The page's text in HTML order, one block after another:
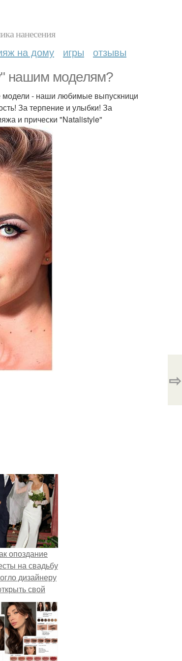
нанесения
на дому игры отзывы
нашим моделям?
модели - наши любимые выпускници
За терпение и улыбки! За
и прически "Natalistyle"
⇨
опоздание
на свадьбу
дизайнеру
свой
бренд.